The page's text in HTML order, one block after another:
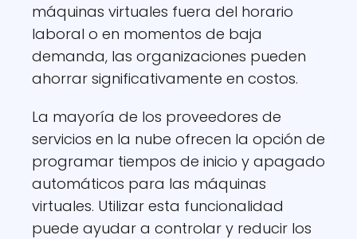
máquinas virtuales fuera del horario
laboral o en momentos de baja
demanda, las organizaciones pueden
ahorrar significativamente en costos.
La mayoría de los proveedores de
servicios en la nube ofrecen la opción de
programar tiempos de inicio y apagado
automáticos para las máquinas
virtuales. Utilizar esta funcionalidad
puede ayudar a controlar y reducir los